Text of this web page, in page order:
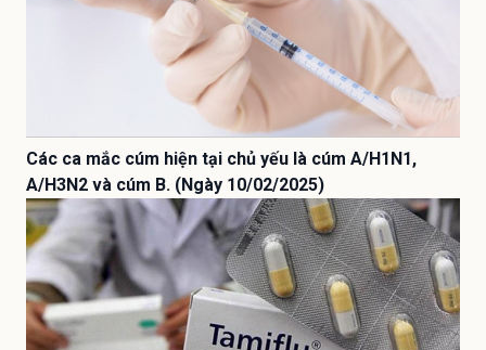
Các ca mắc cúm hiện tại chủ yếu là cúm A/H1N1,
A/H3N2 và cúm B. (Ngày 10/02/2025)